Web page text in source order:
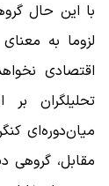
با این حال
لزوما به
اقتصادی
تحلیلگران
میان‌دوره‌ای
مقابل، گروهی